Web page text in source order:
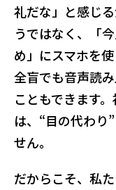
礼だな」と感じ
うではなく、「
め」にスマホを
全盲でも音声読
こともできます
は、“目の代わり
せん。
だからこそ、私